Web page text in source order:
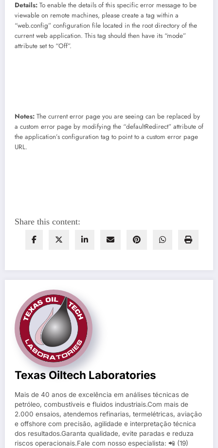
Details: To enable the details of this specific error message to be
viewable on remote machines, please create a tag within a
“web.config” configuration file located in the root directory of the
current web application. This tag should then have its “mode”
attribute set to “Off”.
Notes: The current error page you are seeing can be replaced by
a custom error page by modifying the “defaultRedirect” attribute of
the application’s configuration tag to point to a custom error page
URL.
Share this content:
Texas Oiltech Laboratories
Mais de 40 anos de excelência em análises técnicas de
petróleo, combustíveis e fluidos industriais.Com mais de
2.000 ensaios, atendemos refinarias, termelétricas, aviação
e offshore com precisão, agilidade e interpretação técnica
dos resultados.Garanta qualidade, evite paradas e reduza
riscos operacionais.Fale com nosso especialista: 📲 (19)